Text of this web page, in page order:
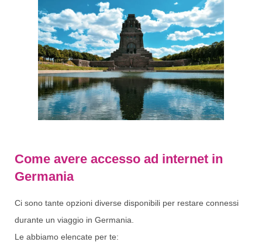
Come avere accesso ad internet in
Germania
Ci sono tante opzioni diverse disponibili per restare connessi
durante un viaggio in Germania.
Le abbiamo elencate per te: